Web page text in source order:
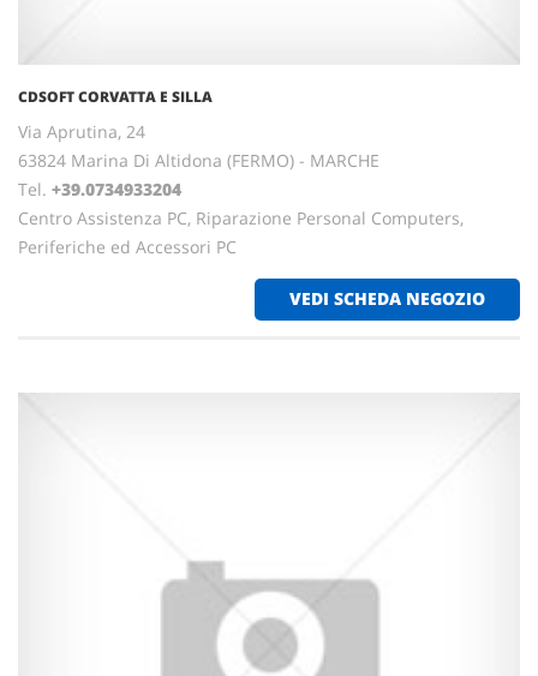
CDSOFT CORVATTA E SILLA
Via Aprutina, 24
63824 Marina Di Altidona (FERMO) - MARCHE
Tel. +39.0734933204
Centro Assistenza PC, Riparazione Personal Computers,
Periferiche ed Accessori PC
VEDI SCHEDA NEGOZIO